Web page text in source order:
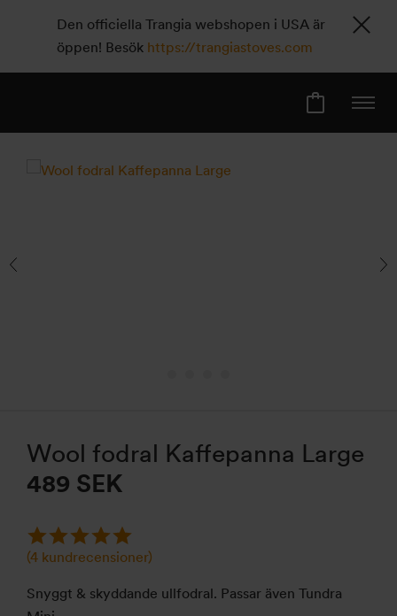
Den officiella Trangia webshopen i USA är
öppen! Besök https://trangiastoves.com
Wool fodral Kaffepanna Large
489 SEK
(4 kundrecensioner)
Snyggt & skyddande ullfodral. Passar även Tundra